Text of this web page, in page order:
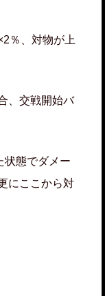
％、対物が上
、交戦開始バ
態でダメー
にここから対